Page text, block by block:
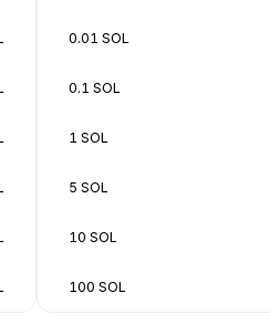
0.01 SOL
0.1 SOL
1 SOL
5 SOL
10 SOL
100 SOL